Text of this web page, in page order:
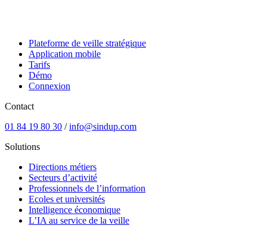
Plateforme de veille stratégique
Application mobile
Tarifs
Démo
Connexion
Contact
01 84 19 80 30 /info@sindup.com
Solutions
Directions métiers
Secteurs d’activité
Professionnels de l’information
Ecoles et universités
Intelligence économique
L’IA au service de la veille